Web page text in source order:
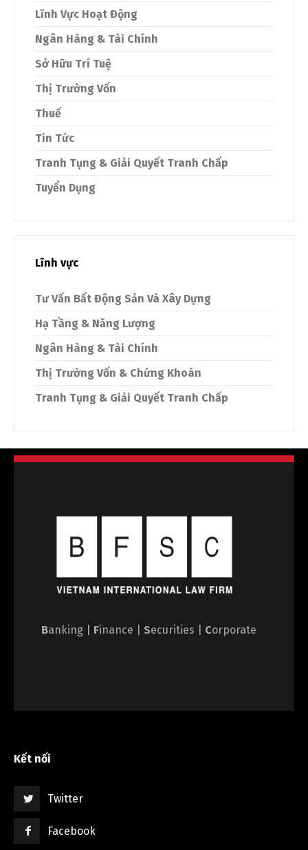
Lĩnh Vực Hoạt Động
Ngân Hàng & Tài Chính
Sở Hữu Trí Tuệ
Thị Trường Vốn
Thuế
Tin Tức
Tranh Tụng & Giải Quyết Tranh Chấp
Tuyển Dụng
Lĩnh vực
Tư Vấn Bất Động Sản Và Xây Dựng
Hạ Tầng & Năng Lượng
Ngân Hàng & Tài Chính
Thị Trường Vốn & Chứng Khoán
Tranh Tụng & Giải Quyết Tranh Chấp
Banking | Finance | Securities | Corporate
Kết nối
Twitter
Facebook